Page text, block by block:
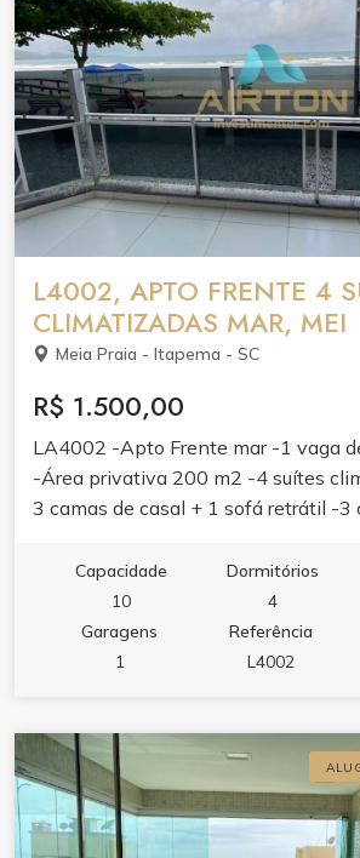
L4002, APTO FRENTE 4
CLIMATIZADAS MAR, MEI
Meia Praia - Itapema - SC
R$ 1.500,00
LA4002 -Apto Frente mar -1 vaga
-Área privativa 200 m2 -4 suítes
3 camas de casal + 1 sofá retrátil -3
Ampla Sala -Cozinha -Lavanderia -
-Centro de Meia praia SC.
Capacidade
10
Dormitórios
4
Garagens
1
Referência
L4002